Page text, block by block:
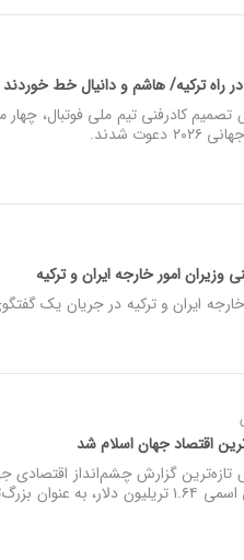
کادرفنی تیم ملی فوتبال، چهار
شدند.
وزیران امور خارجه ایران و ترکیه
ایران و ترکیه در جریان یک
اقتصاد جهان اسلام شد
جهان اسلام شناخته شد.